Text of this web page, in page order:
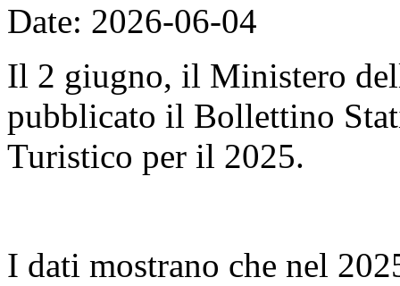
Date: 2026-06-04
Il 2 giugno, il Ministero
pubblicato il Bollettino
Turistico per il 2025.
I dati mostrano che nel